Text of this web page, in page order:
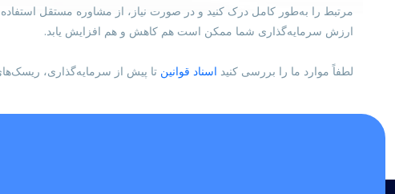
ارزش سرمایه‌گذاری شما ممکن است هم کاهش و هم افزایش یابد.
لطفاً موارد ما را بررسی کنید اسناد قوانین تا پیش از سرمایه‌گذاری،